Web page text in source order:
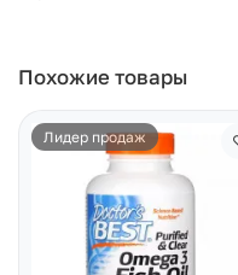
Похожие товары
Лидер продаж